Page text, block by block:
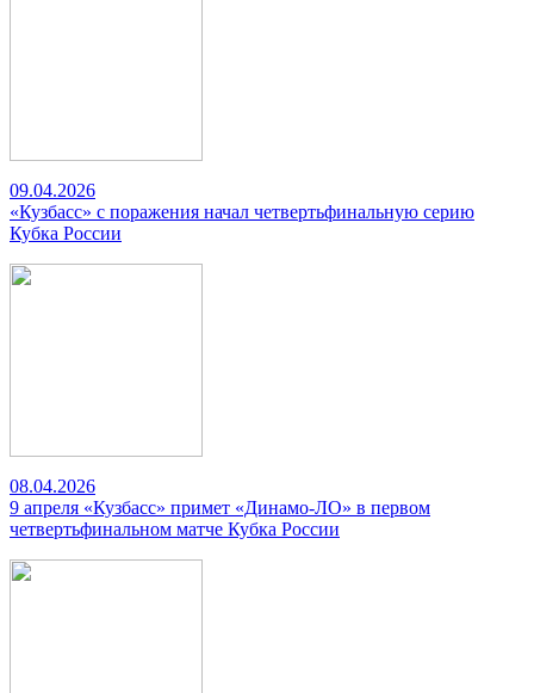
09.04.2026
«Кузбасс» с поражения начал четвертьфинальную серию
Кубка России
08.04.2026
9 апреля «Кузбасс» примет «Динамо-ЛО» в первом
четвертьфинальном матче Кубка России